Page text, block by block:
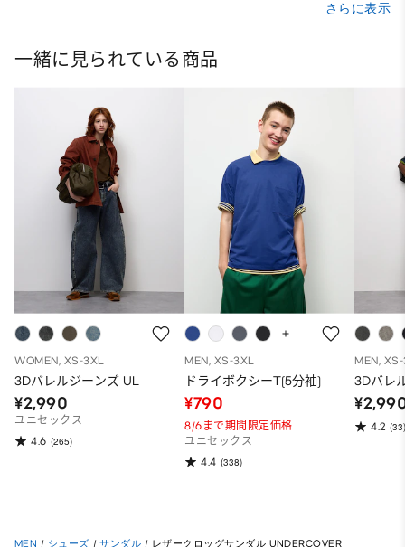
さらに表示
一緒に見られている商品
WOMEN, XS-3XL
3Dバレルジーンズ UL
¥2,990
ユニセックス
4.6 (265)
MEN, XS-3XL
ドライボクシーT(5分袖)
¥790
8/6まで期間限定価格
ユニセックス
4.4 (338)
MEN,
3Dバレ
4.2 (33)
MEN / シューズ / サンダル / レザークロッグサンダル UNDERCOVER